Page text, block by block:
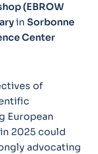
(EBROW
in Sorbonne
Center
of
European
2025 could
advocating